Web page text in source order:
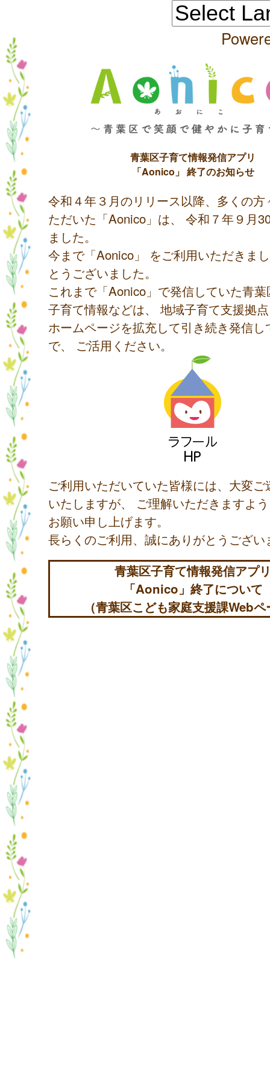
青葉区子育て情報発信アプリ
「Aonico」 終了のお知らせ
令和４年３月のリリース以降、多くの方
ただいた「Aonico」は、 令和７年９月
ました。
今まで「Aonico」 をご利用いただきま
とうございました。
これまで「Aonico」で発信していた青
子育て情報などは、 地域子育て支援拠
ホームページを拡充して引き続き発信し
で、 ご活用ください。
ご利用いただいていた皆様には、大変
いたしますが、 ご理解いただきますよ
お願い申し上げます。
長らくのご利用、誠にありがとうござい
青葉区子育て情報発信アプ
「Aonico」終了について
（青葉区こども家庭支援課Web